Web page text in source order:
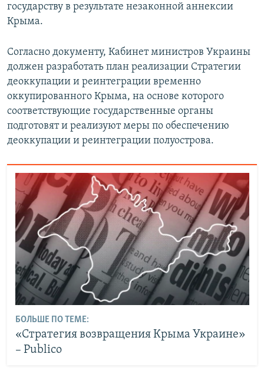
государству в результате незаконной аннексии
Крыма.
Согласно документу, Кабинет министров Украины
должен разработать план реализации Стратегии
деоккупации и реинтеграции временно
оккупированного Крыма, на основе которого
соответствующие государственные органы
подготовят и реализуют меры по обеспечению
деоккупации и реинтеграции полуострова.
БОЛЬШЕ ПО ТЕМЕ:
«Стратегия возвращения Крыма Украине»
– Рublico